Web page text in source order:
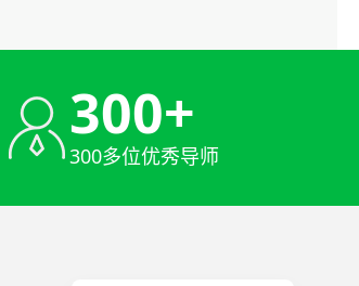
300+
300多位优秀导师